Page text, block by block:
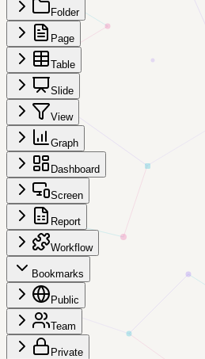
Folder
Page
Table
Slide
View
Graph
Dashboard
Screen
Report
Workflow
Bookmarks
Public
Team
Private